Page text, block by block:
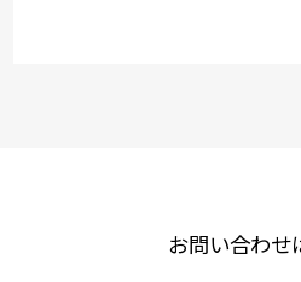
お問い合わせ